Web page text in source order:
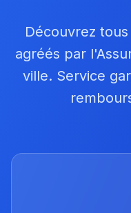
Découvrez
agréés par
ville. Service